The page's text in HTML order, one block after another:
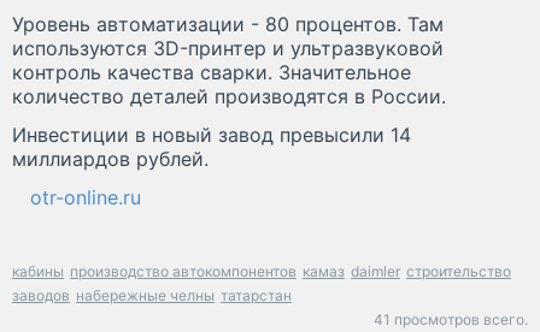
Уровень автоматизации - 80 процентов. Там
используются 3D-принтер и ультразвуковой
контроль качества сварки. Значительное
количество деталей производятся в России.
Инвестиции в новый завод превысили 14
миллиардов рублей.
otr-online.ru
кабины производство автокомпонентов камаз daimler строительство
заводов набережные челны татарстан
41 просмотров всего.